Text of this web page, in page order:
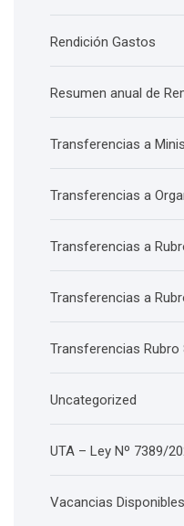
Rendición Gastos
Resumen anual de
Transferencias a
Transferencias a
Transferencias a
Transferencias a
Transferencias Rubro
Uncategorized
UTA – Ley Nº 7389/
Vacancias Disponibles